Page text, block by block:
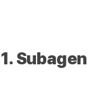
1.